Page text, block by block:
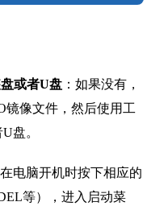
或者U盘 ：如果没有，
镜像文件，然后使用工
盘。
在电脑开机时按下相应的
等），进入启动菜